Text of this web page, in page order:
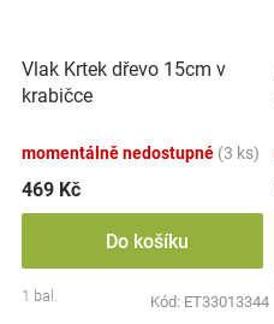
Vlak Krtek dřevo 15cm v
krabičce
momentálně nedostupné (3 ks)
469 Kč
Do košíku
1 bal. Kód: ET33013344